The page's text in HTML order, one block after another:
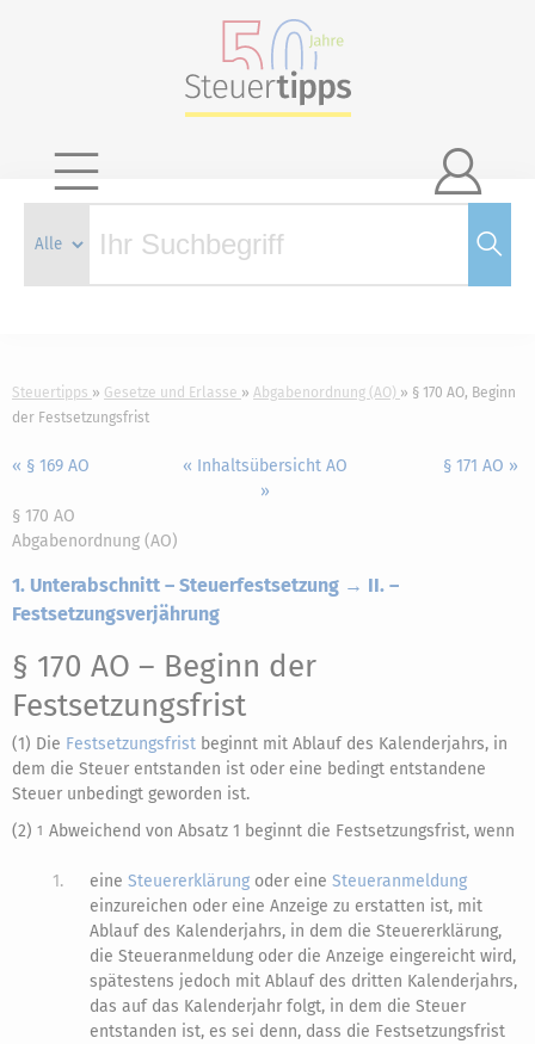

Steuertipps Gesetze und Erlasse Abgabenordnung (AO)
§ 170 AO, Beginn
der Festsetzungsfrist
« § 169 AO
« Inhaltsübersicht AO
»
§ 171 AO »
§ 170 AO
Abgabenordnung (AO)
1. Unterabschnitt – Steuerfestsetzung → II. –
Festsetzungsverjährung
§ 170 AO – Beginn der
Festsetzungsfrist
(1) Die Festsetzungsfrist beginnt mit Ablauf des Kalenderjahrs, in
dem die Steuer entstanden ist oder eine bedingt entstandene
Steuer unbedingt geworden ist.
(2) 1 Abweichend von Absatz 1 beginnt die Festsetzungsfrist, wenn
1. eineSteuererklärung oder eineSteueranmeldung
einzureichen oder eine Anzeige zu erstatten ist, mit
Ablauf des Kalenderjahrs, in dem die Steuererklärung,
die Steueranmeldung oder die Anzeige eingereicht wird,
spätestens jedoch mit Ablauf des dritten Kalenderjahrs,
das auf das Kalenderjahr folgt, in dem die Steuer
entstanden ist, es sei denn, dass die Festsetzungsfrist